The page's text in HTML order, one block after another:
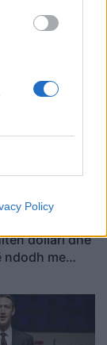
Policy
dollari dhe
ndodh me